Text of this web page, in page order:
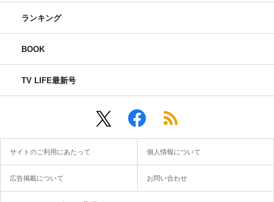
ランキング
BOOK
TV LIFE最新号
サイトのご利用にあたって 個人情報について
広告掲載について お問い合わせ